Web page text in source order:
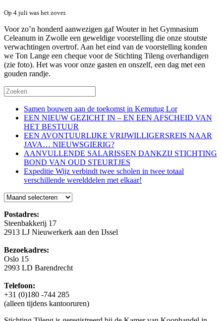
Op 4 juli was het zover.
Voor zo’n honderd aanwezigen gaf Wouter in het Gymnasium
Celeanum in Zwolle een geweldige voorstelling die onze stoutste
verwachtingen overtrof. Aan het eind van de voorstelling konden
we Ton Lange een cheque voor de Stichting Tileng overhandigen
(zie foto). Het was voor onze gasten en onszelf, een dag met een
gouden randje.
Samen bouwen aan de toekomst in Kemutug Lor
EEN NIEUW GEZICHT IN – EN EEN AFSCHEID VAN
HET BESTUUR
EEN AVONTUURLIJKE VRIJWILLIGERSREIS NAAR
JAVA… NIEUWSGIERIG?
AANVULLENDE SALARISSEN DANKZIJ STICHTING
BOND VAN OUD STEURTJES
Expeditie Wijz verbindt twee scholen in twee totaal
verschillende werelddelen met elkaar!
Blog
Postadres:
Steenbakkerij 17
2913 LJ Nieuwerkerk aan den IJssel
Bezoekadres:
Oslo 15
2993 LD Barendrecht
Telefoon:
+31 (0)180 -744 285
(alleen tijdens kantooruren)